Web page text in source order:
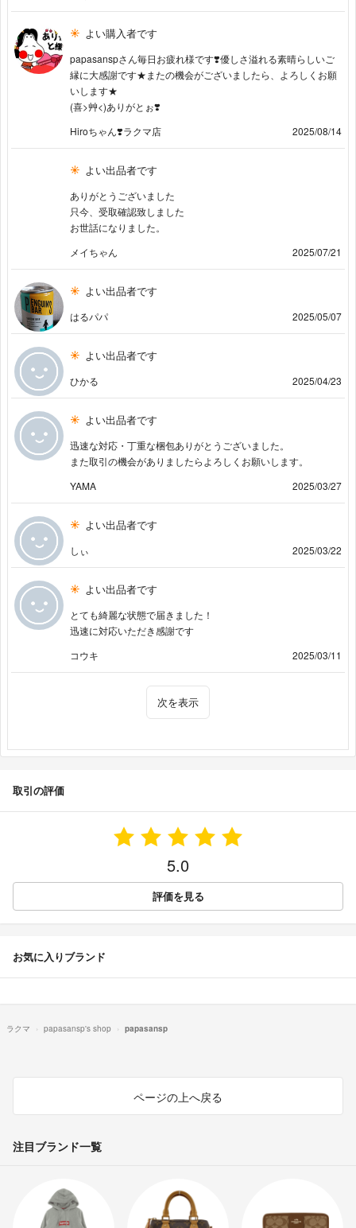
よい購入者です
papasanspさん毎日お疲れ様です❣️優しさ溢れる素晴らしいご
縁に大感謝です★またの機会がございましたら、よろしくお願
いします★
(喜>艸<)ありがとぉ❣️
Hiroちゃん❣️ラクマ店
2025/08/14
よい出品者です
ありがとうございました
只今、受取確認致しました
お世話になりました。
メイちゃん
2025/07/21
よい出品者です
はるパパ 2025/05/07
よい出品者です
ひかる 2025/04/23
よい出品者です
迅速な対応・丁重な梱包ありがとうございました。
また取引の機会がありましたらよろしくお願いします。
YAMA
2025/03/27
よい出品者です
しぃ 2025/03/22
よい出品者です
とても綺麗な状態で届きました！
迅速に対応いただき感謝です
コウキ
2025/03/11
次を表示
取引の評価
5.0
評価を見る
お気に入りブランド
ラクマ papasansp's shop papasansp
ページの上へ戻る
注目ブランド一覧